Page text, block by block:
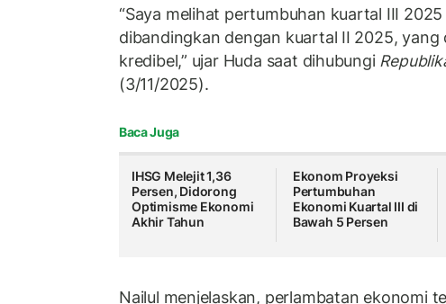
“Saya melihat pertumbuhan kuartal III
dibandingkan dengan kuartal II 2025, yang
kredibel,” ujar Huda saat dihubungi
(3/11/2025).
Baca Juga
IHSG Melejit 1,36
Persen, Didorong
Optimisme Ekonomi
Akhir Tahun
Ekonom Proyeksi
Pertumbuhan
Ekonomi Kuartal III di
Bawah 5 Persen
Nailul menjelaskan, perlambatan ekonomi